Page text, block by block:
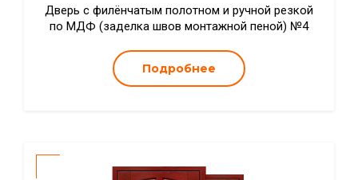
Дверь с филёнчатым полотном и ручной резкой
по МДФ (заделка швов монтажной пеной) №4
Подробнее